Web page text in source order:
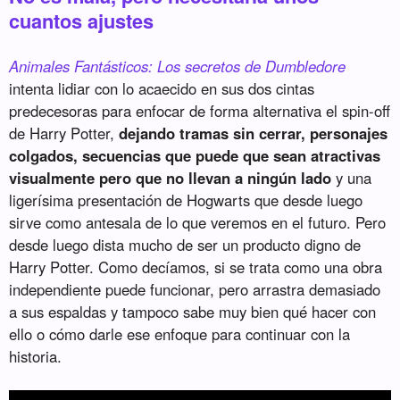
cuantos ajustes
Animales Fantásticos: Los secretos de Dumbledore
intenta lidiar con lo acaecido en sus dos cintas
predecesoras para enfocar de forma alternativa el spin-off
de Harry Potter,dejando tramas sin cerrar, personajes
colgados, secuencias que puede que sean atractivas
visualmente pero que no llevan a ningún lado y una
ligerísima presentación de Hogwarts que desde luego
sirve como antesala de lo que veremos en el futuro. Pero
desde luego dista mucho de ser un producto digno de
Harry Potter. Como decíamos, si se trata como una obra
independiente puede funcionar, pero arrastra demasiado
a sus espaldas y tampoco sabe muy bien qué hacer con
ello o cómo darle ese enfoque para continuar con la
historia.